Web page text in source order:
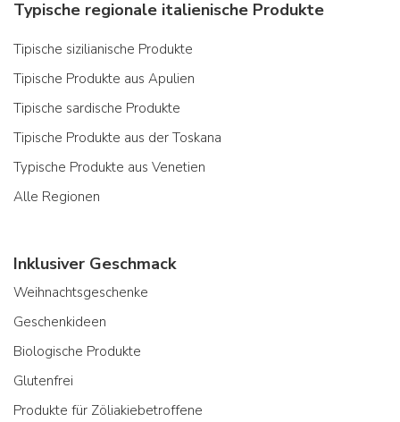
Typische regionale italienische Produkte
Tipische sizilianische Produkte
Tipische Produkte aus Apulien
Tipische sardische Produkte
Tipische Produkte aus der Toskana
Typische Produkte aus Venetien
Alle Regionen
Inklusiver Geschmack
Weihnachtsgeschenke
Geschenkideen
Biologische Produkte
Glutenfrei
Produkte für Zöliakiebetroffene